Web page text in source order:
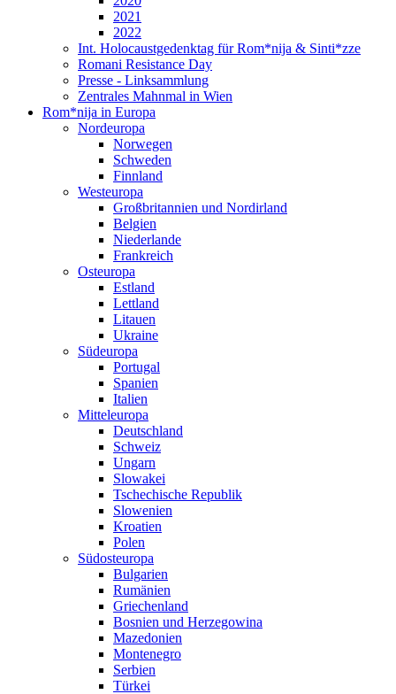
2021
2022
Int. Holocaustgedenktag für Rom*nija & Sinti*zze
Romani Resistance Day
Presse - Linksammlung
Zentrales Mahnmal in Wien
Rom*nija in Europa
Nordeuropa
Norwegen
Schweden
Finnland
Westeuropa
Großbritannien und Nordirland
Belgien
Niederlande
Frankreich
Osteuropa
Estland
Lettland
Litauen
Ukraine
Südeuropa
Portugal
Spanien
Italien
Mitteleuropa
Deutschland
Schweiz
Ungarn
Slowakei
Tschechische Republik
Slowenien
Kroatien
Polen
Südosteuropa
Bulgarien
Rumänien
Griechenland
Bosnien und Herzegowina
Mazedonien
Montenegro
Serbien
Türkei